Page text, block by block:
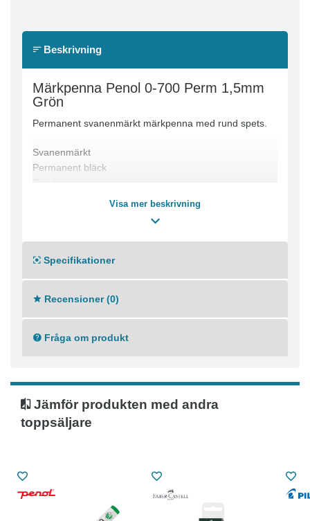
Beskrivning
Märkpenna Penol 0-700 Perm 1,5mm
Grön
Permanent svanenmärkt märkpenna med rund spets.
Svanenmärkt
Permanent bläck
Rund spets
Linjebredd: 1,5 mm
Visa mer beskrivning
Specifikationer
Recensioner (0)
Fråga om produkt
Jämför produkten med andra
toppsäljare